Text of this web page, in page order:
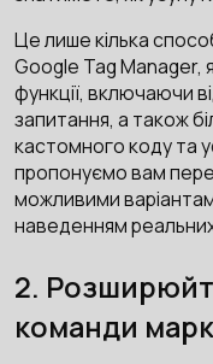
Це лише кілька
Google Tag Manager,
функції, включаючи
запитання, а також
кастомного коду та
пропонуємо вам
можливими
наведенням
2.
команди